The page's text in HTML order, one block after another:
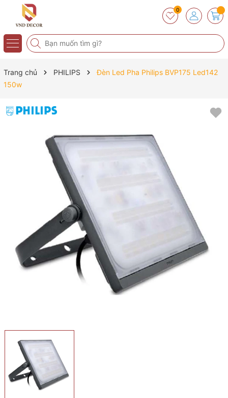
0
Trang chủ PHILIPS
Đèn Led Pha Philips BVP175 Led142
150w